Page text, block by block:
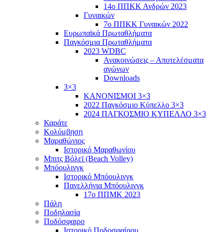
14ο ΠΠΚΚ Ανδρών 2023
Γυναικών
7ο ΠΠΚΚ Γυναικών 2022
Ευρωπαϊκά Πρωταθλήματα
Παγκόσμια Πρωταθλήματα
2023 WDBC
Ανακοινώσεις – Αποτελέσματα
αγώνων
Downloads
3×3
ΚΑΝΟΝΙΣΜΟΙ 3×3
2022 Παγκόσμιο Κύπελλο 3×3
2024 ΠΑΓΚΟΣΜΙΟ ΚΥΠΕΛΛΟ 3×3
Καράτε
Κολύμβηση
Μαραθώνιος
Ιστορικό Μαραθωνίου
Μπιτς Βόλεϊ (Beach Volley)
Μπόουλινγκ
Ιστορικό Μπόουλινγκ
Πανελλήνια Μπόουλινγκ
17ο ΠΠΜΚ 2023
Πάλη
Ποδηλασία
Ποδόσφαιρο
Ιστορικό Ποδοσφαίρου